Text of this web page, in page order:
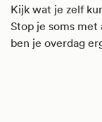
informatie van de
In het ziekenhuis
Kijk wat je zelf
Stop je soms met
ben je overdag